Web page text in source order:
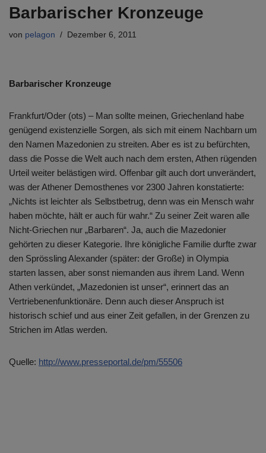
Barbarischer Kronzeuge
von pelagon Dezember 6, 2011
Barbarischer Kronzeuge
Frankfurt/Oder (ots) – Man sollte meinen, Griechenland habe
genügend existenzielle Sorgen, als sich mit einem Nachbarn um
den Namen Mazedonien zu streiten. Aber es ist zu befürchten,
dass die Posse die Welt auch nach dem ersten, Athen rügenden
Urteil weiter belästigen wird. Offenbar gilt auch dort unverändert,
was der Athener Demosthenes vor 2300 Jahren konstatierte:
„Nichts ist leichter als Selbstbetrug, denn was ein Mensch wahr
haben möchte, hält er auch für wahr.“ Zu seiner Zeit waren alle
Nicht-Griechen nur „Barbaren“. Ja, auch die Mazedonier
gehörten zu dieser Kategorie. Ihre königliche Familie durfte zwar
den Sprössling Alexander (später: der Große) in Olympia
starten lassen, aber sonst niemanden aus ihrem Land. Wenn
Athen verkündet, „Mazedonien ist unser“, erinnert das an
Vertriebenenfunktionäre. Denn auch dieser Anspruch ist
historisch schief und aus einer Zeit gefallen, in der Grenzen zu
Strichen im Atlas werden.
Quelle: http://www.presseportal.de/pm/55506